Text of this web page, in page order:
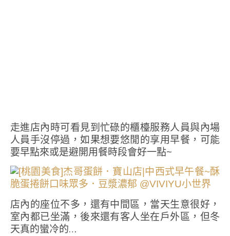
走進店內時可看見到忙碌的櫃檯服務人員與內場
人員手沒停過，如果想要悠閒的享用早餐，可能
要早點來或是避開用餐時段會好一點~
店內的座位不多，還有中間區，當天生意很好，
室內都已坐滿，後來還有客人坐在戶外區，但冬
天真的蠻冷的…